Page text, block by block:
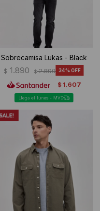
Sobrecamisa Lukas - Black
$ 1.890 $ 2.890 34
$ 1.607
Llega el lunes - MVD